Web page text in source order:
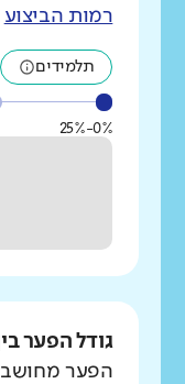
רמות הביצוע
תלמידים
0%-25%
גודל הפער
הפער מחושב